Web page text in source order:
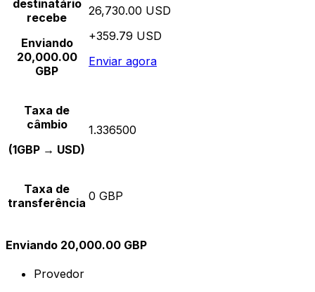
destinatário
recebe
Enviando
20,000.00
GBP
26,730.00 USD
+359.79 USD
Enviar agora
Taxa de
câmbio
(1GBP → USD)
1.336500
Taxa de
transferência 0 GBP
Enviando 20,000.00 GBP
Provedor